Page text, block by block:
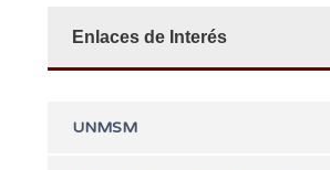
Enlaces de Interés
UNMSM